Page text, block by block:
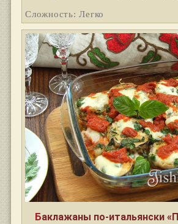
Сложность: Легко
Баклажаны по-итальянски